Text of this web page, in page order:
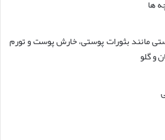
ها
مانند بثورات پوستی، خارش پوست و تورم
و گلو